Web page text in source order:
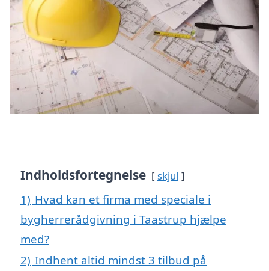
Indholdsfortegnelse skjul
1) Hvad kan et firma med speciale i
bygherrerådgivning i Taastrup hjælpe
med?
2) Indhent altid mindst 3 tilbud på